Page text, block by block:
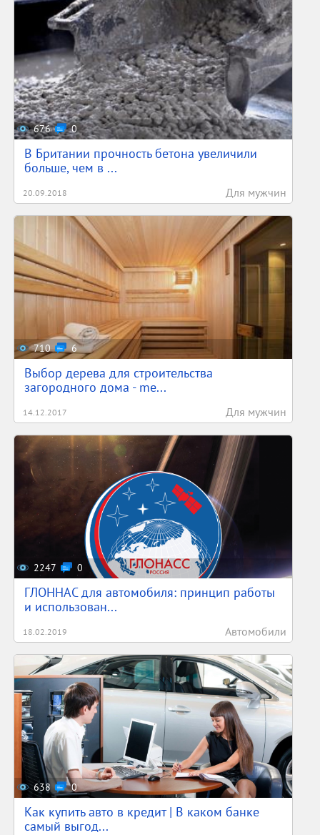
676 0
В Британии прочность бетона увеличили
больше, чем в ...
20.09.2018 Для мужчин
710 6
Выбор дерева для строительства
загородного дома - me...
14.12.2017 Для мужчин
2247 0
ГЛОННАС для автомобиля: принцип работы
и использован...
18.02.2019 Автомобили
638 0
Как купить авто в кредит | В каком банке
самый выгод...